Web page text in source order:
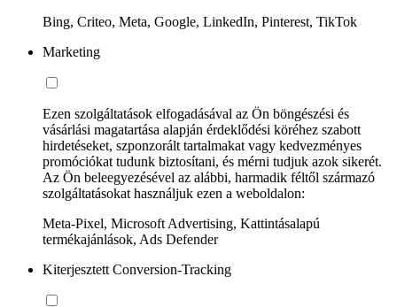
Bing, Criteo, Meta, Google, LinkedIn, Pinterest, TikTok
Marketing
Ezen szolgáltatások elfogadásával az Ön böngészési és
vásárlási magatartása alapján érdeklődési köréhez szabott
hirdetéseket, szponzorált tartalmakat vagy kedvezményes
promóciókat tudunk biztosítani, és mérni tudjuk azok sikerét.
Az Ön beleegyezésével az alábbi, harmadik féltől származó
szolgáltatásokat használjuk ezen a weboldalon:
Meta-Pixel, Microsoft Advertising, Kattintásalapú
termékajánlások, Ads Defender
Kiterjesztett Conversion-Tracking